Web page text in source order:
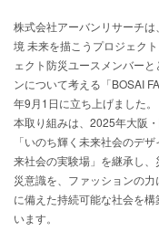
株式会社アーバンリサーチ
境 未来を描こうプロジェク
ェクト防災ユースメンバー
ンについて考える「BOSAI
年9月1日に立ち上げました。
本取り組みは、2025年大阪
「いのち輝く未来社会のデ
来社会の実験場」を継承し
災意識を、ファッションの
に備えた持続可能な社会を
います。